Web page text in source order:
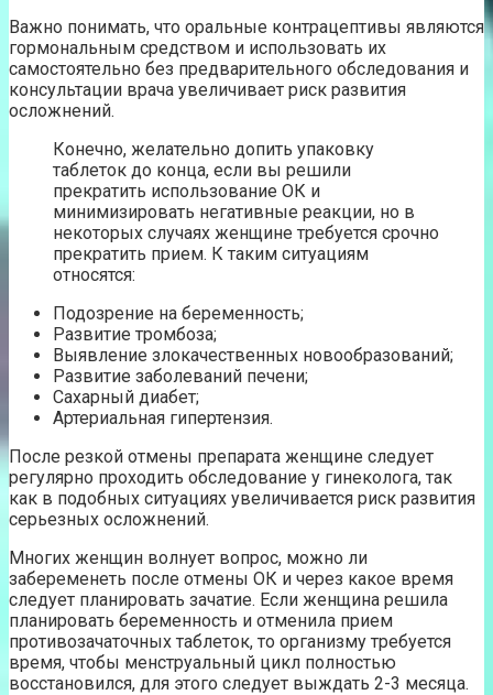
Важно понимать, что оральные контрацептивы являются
гормональным средством и использовать их
самостоятельно без предварительного обследования и
консультации врача увеличивает риск развития
осложнений.
Конечно, желательно допить упаковку
таблеток до конца, если вы решили
прекратить использование ОК и
минимизировать негативные реакции, но в
некоторых случаях женщине требуется срочно
прекратить прием. К таким ситуациям
относятся:
Подозрение на беременность;
Развитие тромбоза;
Выявление злокачественных новообразований;
Развитие заболеваний печени;
Сахарный диабет;
Артериальная гипертензия.
После резкой отмены препарата женщине следует
регулярно проходить обследование у гинеколога, так
как в подобных ситуациях увеличивается риск развития
серьезных осложнений.
Многих женщин волнует вопрос, можно ли
забеременеть после отмены ОК и через какое время
следует планировать зачатие. Если женщина решила
планировать беременность и отменила прием
противозачаточных таблеток, то организму требуется
время, чтобы менструальный цикл полностью
восстановился, для этого следует выждать 2-3 месяца.